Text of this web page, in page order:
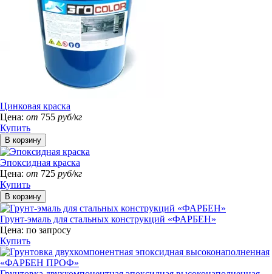
Цинковая краска
Цена: от 755 руб/кг
Купить
Эпоксидная краска
Цена: от 725 руб/кг
Купить
Грунт-эмаль для стальных конструкций «ФАРБЕН»
Цена: по запросу
Купить